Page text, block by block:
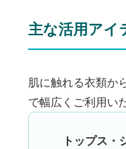
主な活用アイ
肌に触れる衣類か
で幅広くご利用い
トップス・